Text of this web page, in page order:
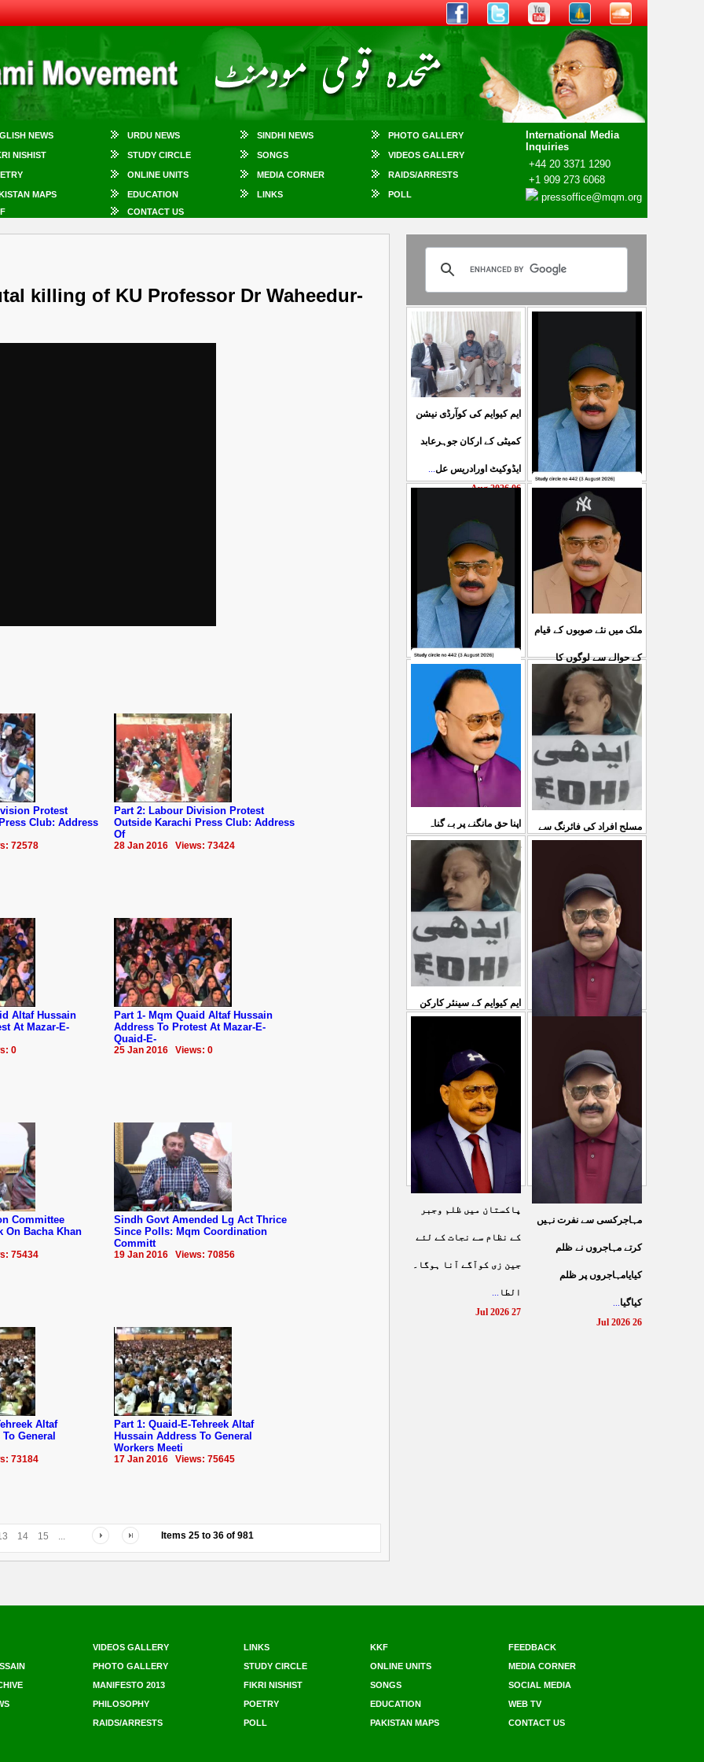
NEWS URDU NEWS SINDHI NEWS PHOTO GALLERY
International Media
Inquiries
+44 20 3371 1290
+1 909 273 6068
pressoffice@mqm.org
NISHIST STUDY CIRCLE SONGS VIDEOS GALLERY
ONLINE UNITS MEDIA CORNER RAIDS/ARRESTS
MAPS EDUCATION LINKS
POLL
CONTACT US
killing of KU Professor Dr Waheedur-
Protest
Club: Address
72578
Part 2: Labour Division Protest
Outside Karachi Press Club: Address
Of
28 Jan 2016 Views: 73424
Altaf Hussain
At Mazar-E-
0
Part 1- Mqm Quaid Altaf Hussain
Address To Protest At Mazar-E-
Quaid-E-
25 Jan 2016 Views: 0
Committee
On Bacha Khan
75434
Sindh Govt Amended Lg Act Thrice
Since Polls: Mqm Coordination
Committ
19 Jan 2016 Views: 70856
Altaf
General
73184
Part 1: Quaid-E-Tehreek Altaf
Hussain Address To General
Workers Meeti
17 Jan 2016 Views: 75645
14 15 ... Items 25 to 36 of 981
ایم کیوایم کی کوآرڈی نیشن
کمیٹی کے ارکان جوہرعابد
ایڈوکیٹ اورادریس عل...
06 Aug 2026
حکومت پاکستان کی جانب
سے آزادکشمیرالیکشن کی
صحیح رپورٹنگ کرنے والے
...
کشمیرکا کونہ کونہ لہو
لہو ہے لیکن حکومت کواس
کی کوئی پرواہ نہیں ہے
04 Aug 2026
ملک میں نئے صوبوں کے قیام
کے حوالے سے لوگوں کا
مطالبہ بالکل درست ہے۔ ا
03 Aug 2026
اپنا حق مانگنے پر بے گناہ
کشمیریوں کو گولیاں مارکر
شہ رگ کوکاٹ دیا گی
31 Jul 2026
مسلح افراد کی فائرنگ سے
سمیع الدین رحمانی ک
ایم کیوایم کے سینئر کارکن
شہادت پر متحدہ قومی
سے ہولی کھیلنابند کی جائے،
الطاف حسین...
پاکستان میں ظلم وجبر
کے نظام سے نجات کے لئے
جین زی کوآگے آنا ہوگا۔
الطا ...
27 Jul 2026
مہاجرکسی سے نفرت نہیں
کرتے مہاجروں نے ظلم
کیایامہاجروں پر ظلم
کیاگیا...
26 Jul 2026
VIDEOS GALLERY LINKS KKF
FEEDBACK
PHOTO GALLERY STUDY CIRCLE ONLINE UNITS
MEDIA CORNER
MANIFESTO 2013 FIKRI NISHIST SONGS
SOCIAL MEDIA
PHILOSOPHY POETRY EDUCATION
WEB TV
RAIDS/ARRESTS POLL PAKISTAN MAPS CONTACT US